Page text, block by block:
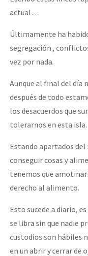
actual…
Últimamente ha
segregación ,
vez por nada.
Aunque al final del día
después de todo
los desacuerdos que
tolerarnos en esta isla.
Estando apartados
conseguir cosas y
tenemos que
derecho al alimento.
Esto sucede a diario,
se libra sin que nadie
custodios son hábiles
en un abrir y cerrar de